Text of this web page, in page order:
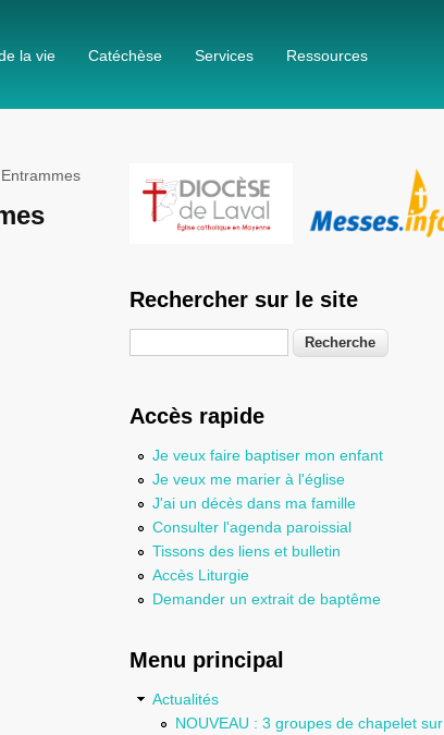
la vie Catéchèse Services Ressources
Rechercher sur le site
Accès rapide
Je veux faire baptiser mon enfant
Je veux me marier à l'église
J'ai un décès dans ma famille
Consulter l'agenda paroissial
Tissons des liens et bulletin
Accès Liturgie
Demander un extrait de baptême
Menu principal
Actualités
NOUVEAU : 3 groupes de chapelet sur